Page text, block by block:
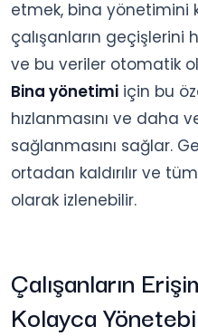
etmek, bina yönetimini
çalışanların geçişlerini
ve bu veriler otomatik
Bina yönetimi için bu
hızlanmasını ve daha
sağlanmasını sağlar.
ortadan kaldırılır ve
olarak izlenebilir.
Çalışanların
Kolayca